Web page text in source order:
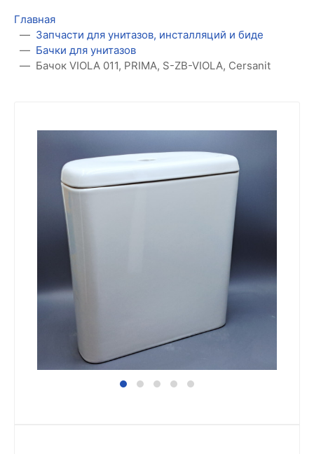
Главная
Запчасти для унитазов, инсталляций и биде
Бачки для унитазов
Бачок VIOLA 011, PRIMA, S-ZB-VIOLA, Cersanit